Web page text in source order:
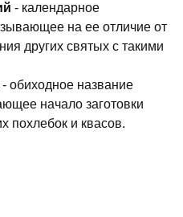
- календарное
на ее отличие от
других святых с такими
- обиходное название
начало заготовки
похлебок и квасов.